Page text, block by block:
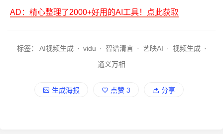
AD：精心整理了2000+好用的AI工具！点此获取
标签： AI视频生成 · vidu · 智谱清言 · 艺映AI · 视频生成 ·
通义万相
生成海报 点赞 3 分享